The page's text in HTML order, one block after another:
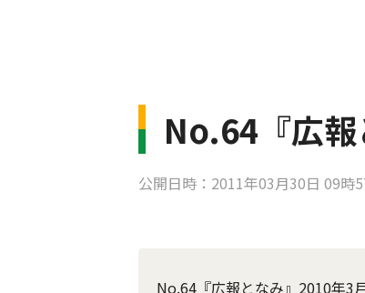
No.64『広
公開日時：2011年03月30日 09時
No.64『広報となみ』2010年3